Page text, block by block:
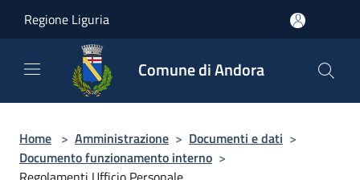
Regione Liguria
Comune di Andora
Home > Amministrazione > Documenti e dati >
Documento funzionamento interno >